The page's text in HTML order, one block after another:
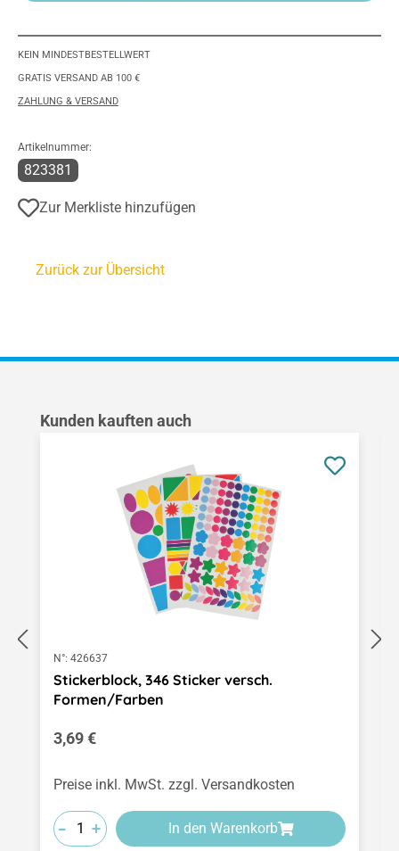
KEIN MINDESTBESTELLWERT
GRATIS VERSAND AB 100 €
ZAHLUNG & VERSAND
Artikelnummer:
823381
Zur Merkliste hinzufügen
Zurück zur Übersicht
Produktgalerie überspringen
Kunden kauften auch
N°: 426637
Stickerblock, 346 Sticker versch.
Formen/Farben
Regulärer Preis:
3,69 €
Preise inkl. MwSt. zzgl. Versandkosten
-
-
- +
+
+ In den Warenkorb